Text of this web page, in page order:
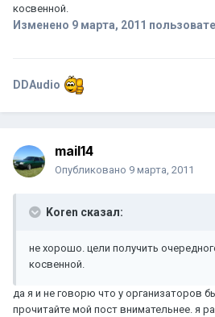
косвенной.
Изменено 9 марта, 2011
DDAudio
mail14
Опубликовано 9 марта, 2011
Koren сказал:
не хорошо. цели получить
косвенной.
да я и не говорю что у организаторов
прочитайте мой пост внимательнее. я